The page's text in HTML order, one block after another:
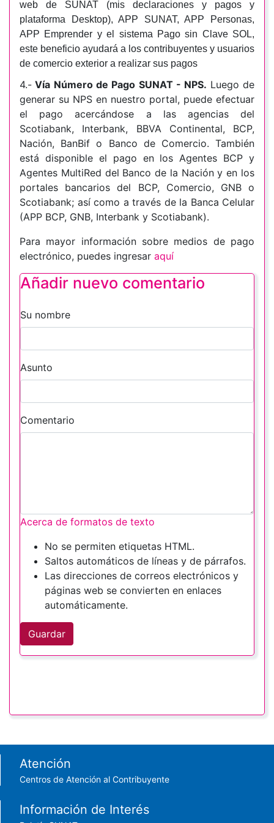
web de SUNAT (mis declaraciones y pagos y
plataforma Desktop), APP SUNAT, APP Personas,
APP Emprender y el sistema Pago sin Clave SOL,
este beneficio ayudará a los contribuyentes y usuarios
de comercio exterior a realizar sus pagos
4.- Vía Número de Pago SUNAT - NPS. Luego de
generar su NPS en nuestro portal, puede efectuar
el pago acercándose a las agencias del
Scotiabank, Interbank, BBVA Continental, BCP,
Nación, BanBif o Banco de Comercio. También
está disponible el pago en los Agentes BCP y
Agentes MultiRed del Banco de la Nación y en los
portales bancarios del BCP, Comercio, GNB o
Scotiabank; así como a través de la Banca Celular
(APP BCP, GNB, Interbank y Scotiabank).
Para mayor información sobre medios de pago
electrónico, puedes ingresar aquí
Añadir nuevo comentario
Su nombre
Asunto
Comentario
Acerca de formatos de texto
No se permiten etiquetas HTML.
Saltos automáticos de líneas y de párrafos.
Las direcciones de correos electrónicos y
páginas web se convierten en enlaces
automáticamente.
Guardar
Footer menu
Atención
Centros de Atención al Contribuyente
Información de Interés